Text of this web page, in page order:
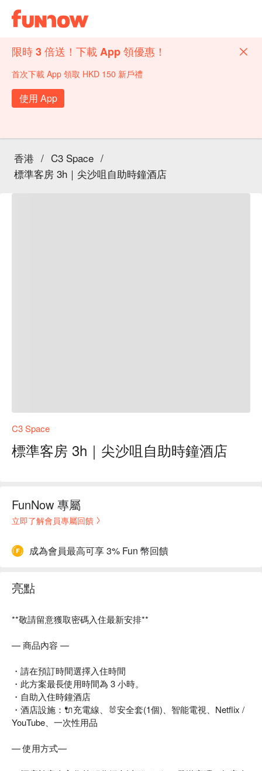
限時 3 倍送！下載 App 領優惠！
首次下載 App 領取 HKD 150 新戶禮
使用 App
香港 / C3 Space /
標準客房 3h｜尖沙咀自助時鐘酒店
C3 Space
標準客房 3h｜尖沙咀自助時鐘酒店
FunNow 專屬
立即了解會員專屬回饋
成為會員最高可享 3% Fun 幣回饋
亮點
**敬請留意獲取密碼入住最新安排**
— 商品內容 —
・請在預訂時間選擇入住時間
・此方案最長使用時間為 3 小時。
・自助入住時鐘酒店
・酒店設施：🔌充電線、🐰安全套(1個)、智能電視、Netflix /
YouTube、一次性用品
— 使用方式—